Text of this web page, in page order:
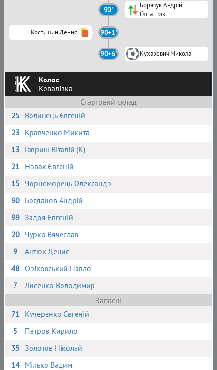
Колос
Ковалівка
Стартовий склад
25 Волинець Євгеній
23 Кравченко Микита
13 Гавриш Віталій (К)
21 Новак Євгеній
15 Чорноморець Олександр
90 Богданов Андрій
99 Задоя Євгеній
20 Чурко Вячеслав
9
Антюх Денис
48 Оріховський Павло
7
Лисенко Володимир
Запасні
71 Кучеренко Євгеній
5
Петров Кирило
35 Золотов Ніколай
14 Мілько Вадим
90'
Борячук Андрій
Ґліга Ерік
Костишин Денис 90+1'
90+6' Кухаревич Микола